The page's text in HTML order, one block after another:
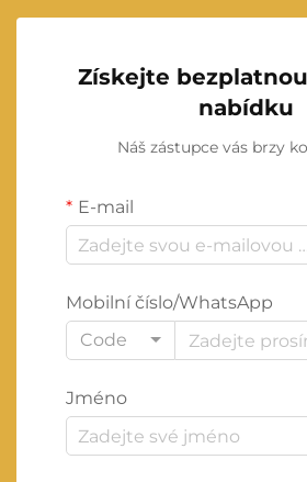
Získejte
nabídku
Náš zástupce vás brzy
E-mail
Mobilní číslo/WhatsApp
Code
Jméno